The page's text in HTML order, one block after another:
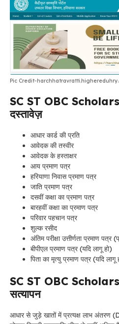
Pic Credit-
SC ST OBC
दस्तावेज़
आधार कार्ड की प्रति
आवेदक की तस्वीर
आवेदक के हस्ताक्षर
आय प्रमाण पत्र
हरियाणा निवास प्रमाण पत्र
जाति प्रमाण पत्र
दसवीं कक्षा का प्रमाण पत्र
बारहवीं कक्षा का प्रमाण पत्र
परिवार पहचान पत्र
शुल्क रसीद
अंतिम परीक्षा उत्तीर्णता प्रमाण
बीपीएल प्रमाण पत्र (यदि लागू हो)
पिता का मृत्यु प्रमाण पत्र (यदि लागू
SC ST OBC
सत्यापन
आधार से जुड़े खातों में प्रत्यक्ष लाभ अंतरण